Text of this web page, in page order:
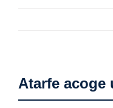
Atarfe acoge